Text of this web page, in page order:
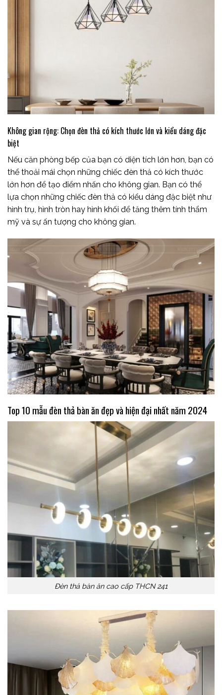
Không gian rộng: Chọn đèn thả có kích thước lớn và kiểu dáng đặc
biệt
Nếu căn phòng bếp của bạn có diện tích lớn hơn, bạn có
thể thoải mái chọn những chiếc đèn thả có kích thước
lớn hơn để tạo điểm nhấn cho không gian. Bạn có thể
lựa chọn những chiếc đèn thả có kiểu dáng đặc biệt như
hình trụ, hình tròn hay hình khối để tăng thêm tính thẩm
mỹ và sự ấn tượng cho không gian.
Top 10 mẫu đèn thả bàn ăn đẹp và hiện đại nhất năm 2024
Đèn thả bàn ăn cao cấp THCN 241